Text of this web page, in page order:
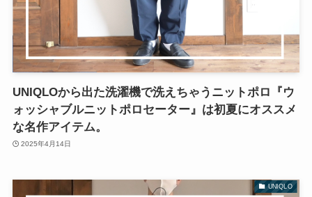
UNIQLOから出た洗濯機で洗えちゃうニットポロ『ウ
ォッシャブルニットポロセーター』は初夏にオススメ
な名作アイテム。
2025年4月14日
UNIQLO